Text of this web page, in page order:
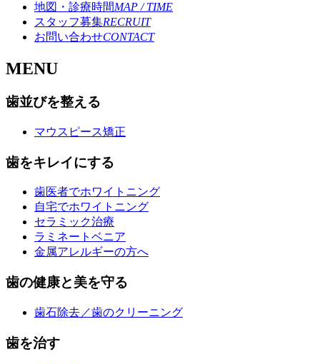
地図・診療時間MAP / TIME
スタッフ募集RECRUIT
お問い合わせCONTACT
MENU
歯並びを整える
マウスピース矯正
歯をキレイにする
歯医者でホワイトニング
自宅でホワイトニング
セラミック治療
ラミネートベニア
金属アレルギーの方へ
歯の健康と美を守る
歯石除去／歯のクリーニング
歯を治す